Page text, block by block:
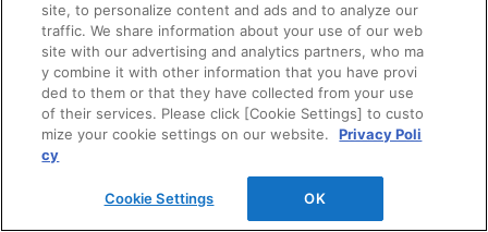
画像
CAD
BIM用テクスチャー
図面（PDF）
site, to personalize content and ads and to analyze our
traffic. We share information about your use of our web
site with our advertising and analytics partners, who ma
y combine it with other information that you have provi
ded to them or that they have collected from your use
of their services. Please click [Cookie Settings] to custo
mize your cookie settings on our website.
Privacy Poli
cy
Cookie Settings OK